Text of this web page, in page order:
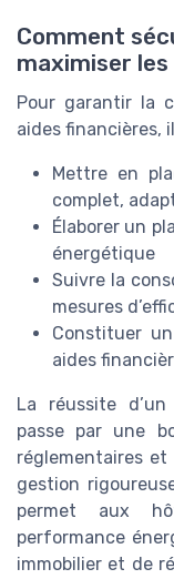
Comment
maximiser
Pour garantir la
aides financières,
Mettre en
complet,
Élaborer un
énergétique
Suivre la
mesures
Constituer
aides
La réussite
passe par une
réglementaires et
gestion
permet aux
performance
immobilier et de